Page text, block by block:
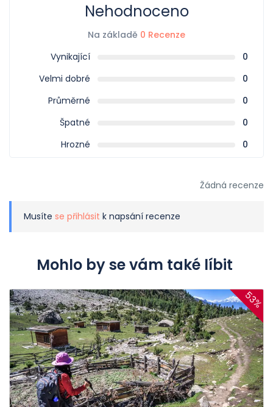
Nehodnoceno
Na základě 0 Recenze
Vynikající
0
Velmi dobré
0
Průměrné
0
Špatné
0
Hrozné
0
Žádná recenze
Musíte se přihlásit k napsání recenze
Mohlo by se vám také líbit
53%